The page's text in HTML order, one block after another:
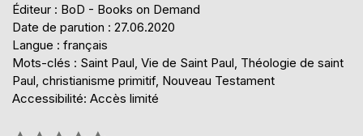
Éditeur : BoD - Books on Demand
Date de parution : 27.06.2020
Langue : français
Mots-clés : Saint Paul, Vie de Saint Paul, Théologie de saint
Paul, christianisme primitif, Nouveau Testament
Accessibilité: Accès limité